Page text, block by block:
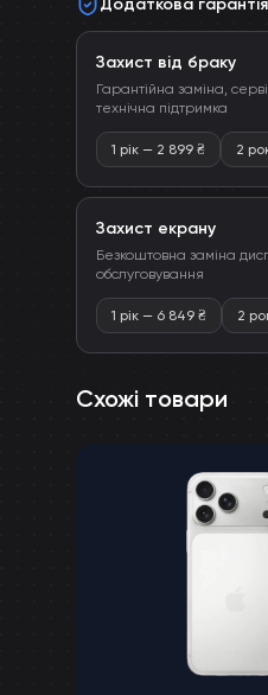
Додаткова гарантія
Захист від браку
Гарантійна заміна,
технічна підтримка
1 рік — 2 899 ₴ 2
Захист екрану
Безкоштовна заміна
обслуговування
1 рік — 6 849 ₴ 2
Схожі товари